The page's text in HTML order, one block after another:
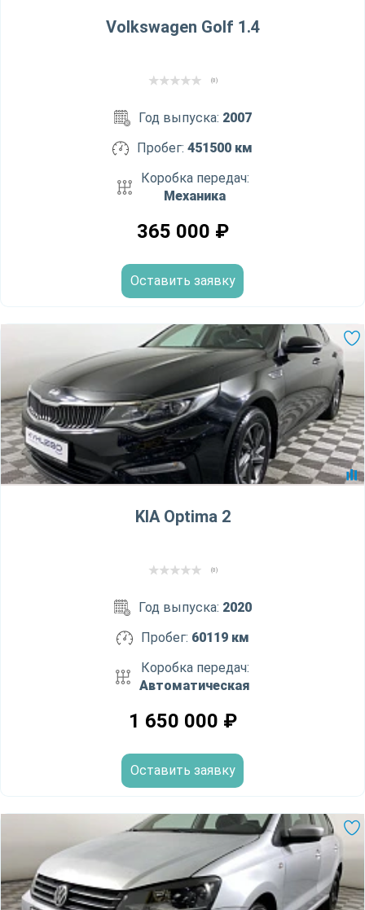
Volkswagen Golf 1.4
(0)
Год выпуска: 2007
Пробег: 451500 км
Коробка передач:
Механика
365 000 ₽
Оставить заявку
KIA Optima 2
(0)
Год выпуска: 2020
Пробег: 60119 км
Коробка передач:
Автоматическая
1 650 000 ₽
Оставить заявку